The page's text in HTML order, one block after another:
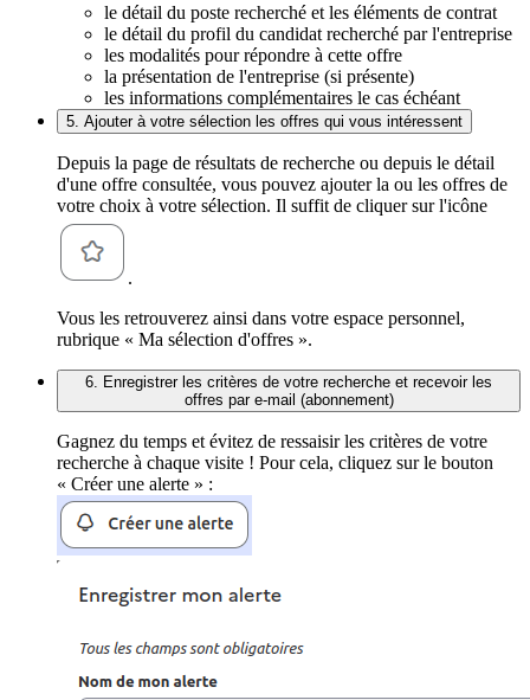
le détail du poste recherché et les éléments de contrat
le détail du profil du candidat recherché par l'entreprise
les modalités pour répondre à cette offre
la présentation de l'entreprise (si présente)
les informations complémentaires le cas échéant
5. Ajouter à votre sélection les offres qui vous intéressent
Depuis la page de résultats de recherche ou depuis le détail
d'une offre consultée, vous pouvez ajouter la ou les offres de
votre choix à votre sélection. Il suffit de cliquer sur l'icône
.
Vous les retrouverez ainsi dans votre espace personnel,
rubrique « Ma sélection d'offres ».
6. Enregistrer les critères de votre recherche et recevoir les
offres par e-mail (abonnement)
Gagnez du temps et évitez de ressaisir les critères de votre
recherche à chaque visite ! Pour cela, cliquez sur le bouton
« Créer une alerte » :